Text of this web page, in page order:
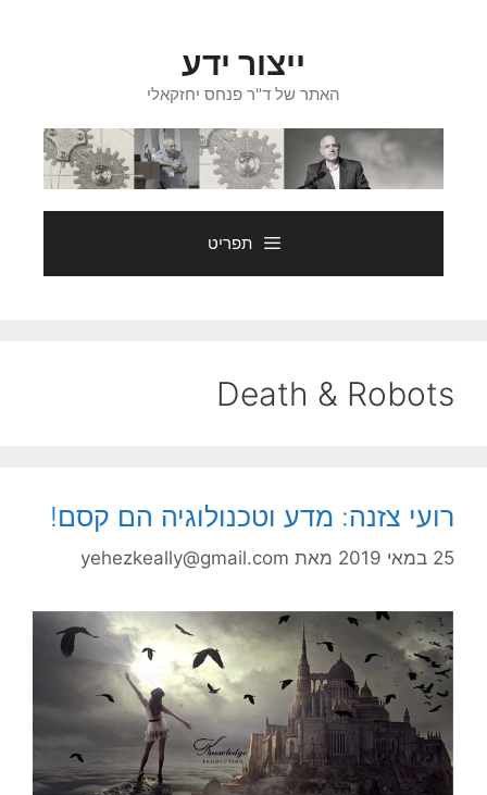
ייצור ידע
האתר של ד"ר פנחס יחזקאלי
תפריט
Death & Robots
רועי צזנה: מדע וטכנולוגיה הם קסם!
25 במאי 2019 מאת yehezkeally@gmail.com